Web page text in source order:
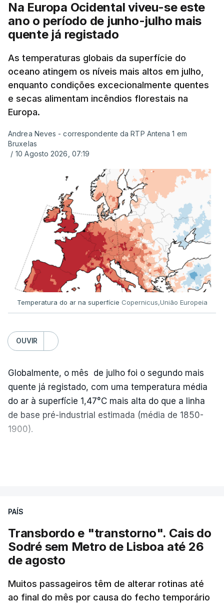
Na Europa Ocidental viveu-se este
ano o período de junho-julho mais
quente já registado
As temperaturas globais da superfície do
oceano atingem os níveis mais altos em julho,
enquanto condições excecionalmente quentes
e secas alimentam incêndios florestais na
Europa.
Andrea Neves - correspondente da RTP Antena 1 em
Bruxelas
/ 10 Agosto 2026, 07:19
Temperatura do ar na superfície Copernicus,União Europeia
OUVIR
Globalmente, o mês de julho foi o segundo mais
quente já registado, com uma temperatura média
do ar à superfície 1,47°C mais alta do que a linha
de base pré-industrial estimada (média de 1850-
1900).
excecional de calor extremo neste verão.
Embora estas tenham sido menos intensas do que
as ondas de calor de junho, a sequência geral de
ondas de calor desde maio permanece excecional
para a região.
PAÍS
Transbordo e "transtorno". Cais do
Sodré sem Metro de Lisboa até 26
de agosto
Muitos passageiros têm de alterar rotinas até
ao final do mês por causa do fecho temporário